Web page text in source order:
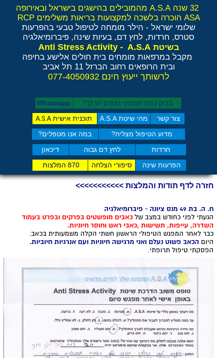
צור קשר מהי שיטת A.S.A תוכנית אישיתA.S.A
חרדות לחץ דם גבוה דיכאון
מדוע הטיפול מצליח? במה אנו מטפלים?
הפרעות שינה סיפורי הצלחה 870 המלצות
בדוק כמה תסמיני סט​רס יש לך? Whatsapp
32 שנה A.S.A מהמובילים בהישגים בישראל ובאירופה
ASA הוכרה בלשכה למקצועות בריאות משלימים RCP
שלומי ישראל - הילר מומחה לטיפול טבעי בהפרעות
סטרס, חרדות, לחץ דם, בעיות שינה, פיברומיאלגיה
בשיטת Anti Stress Activity - A.S.A
מקבל במרפאות מומחים בית חולים אלישע בחיפה
ובית הרופאים רחוב הברזל 11 תל אביב
לרשותך ייעוץ חינם 077-4050932
ח. ה. בת 49 מנס ציונה - פיברומיאלגיה
הגעתי לפני כחודש במצב של כאבים מופשטים בפרקים ובפרט בעמוד
השדרה, עייפות, תשישות ,כאבי ראש וחוסר חיוניות.
כבר לאחר המפגש הטיפולי הראשון חשתי הקלה משמעותית בכאב.
היום הכאב פשוט נעלם ואני מרגישה חיוניות ועם אנרגיות חיוביות.
הפסקתי טיפול תרופתי.
חזרה לדף תודות והמלצות >>>>>>>>>>>